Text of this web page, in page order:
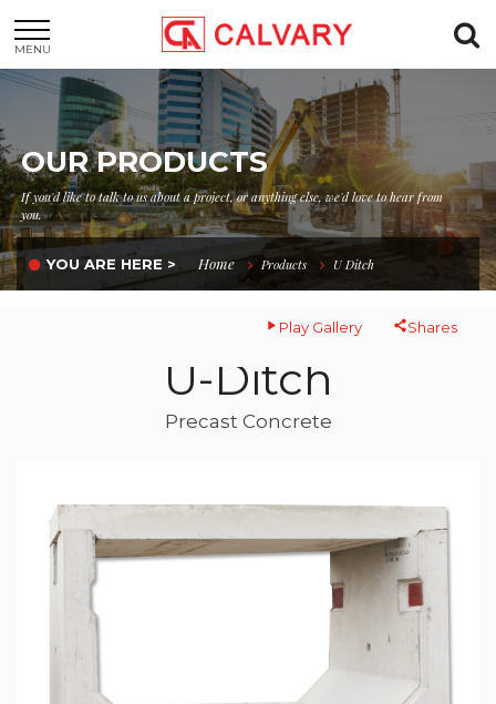
MENU
OUR PRODUCTS
If you'd like to talk to us about a project, or anything else, we'd love to hear from
you.
YOU ARE HERE > Home Products U Ditch
Play Gallery Shares
U-Ditch
Precast Concrete